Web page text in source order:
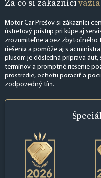
Za čo si zákazníci
Motor-Car Prešov si zákazníci
ústretový prístup pri kúpe aj
zrozumiteľne a bez zbytočného
riešenia a pomôže aj s
plusom je dôsledná príprava
termínov a promptné riešenie
prostredie, ochotu poradiť a
zodpovedný tím.